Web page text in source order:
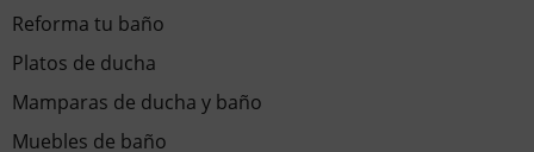
Reforma tu baño
Platos de ducha
Mamparas de ducha y baño
Muebles de baño